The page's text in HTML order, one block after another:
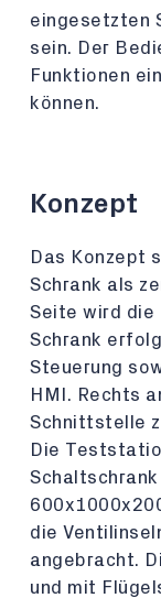
eingesetzten
sein. Der
Funktionen
können.
Konzept
Das Konzept
Schrank als
Seite wird die
Schrank
Steuerung
HMI. Rechts
Schnittstelle
Die
die
angebracht.
und mit